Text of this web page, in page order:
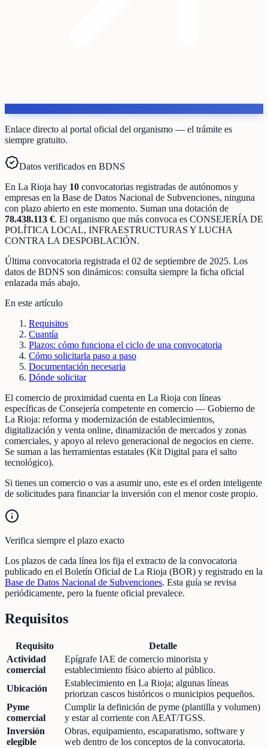
Enlace directo al portal oficial del organismo — el trámite es
siempre gratuito.
Datos verificados en BDNS
En La Rioja hay 10 convocatorias registradas de autónomos y
empresas en la Base de Datos Nacional de Subvenciones, ninguna
con plazo abierto en este momento. Suman una dotación de
78.438.113 €. El organismo que más convoca es CONSEJERÍA DE
POLÍTICA LOCAL, INFRAESTRUCTURAS Y LUCHA
CONTRA LA DESPOBLACIÓN.
Última convocatoria registrada el 02 de septiembre de 2025. Los
datos de BDNS son dinámicos: consulta siempre la ficha oficial
enlazada más abajo.
En este artículo
Requisitos
Cuantía
Plazos: cómo funciona el ciclo de una convocatoria
Cómo solicitarla paso a paso
Documentación necesaria
Dónde solicitar
El comercio de proximidad cuenta en La Rioja con líneas
específicas de Consejería competente en comercio — Gobierno de
La Rioja: reforma y modernización de establecimientos,
digitalización y venta online, dinamización de mercados y zonas
comerciales, y apoyo al relevo generacional de negocios en cierre.
Se suman a las herramientas estatales (Kit Digital para el salto
tecnológico).
Si tienes un comercio o vas a asumir uno, este es el orden inteligente
de solicitudes para financiar la inversión con el menor coste propio.
Verifica siempre el plazo exacto
Los plazos de cada línea los fija el extracto de la convocatoria
publicado en el Boletín Oficial de La Rioja (BOR) y registrado en la
Base de Datos Nacional de Subvenciones. Esta guía se revisa
periódicamente, pero la fuente oficial prevalece.
Requisitos
Requisito
Detalle
Actividad
comercial
Epígrafe IAE de comercio minorista y
establecimiento físico abierto al público.
Ubicación
Establecimiento en La Rioja; algunas líneas
priorizan cascos históricos o municipios pequeños.
Pyme
comercial
Cumplir la definición de pyme (plantilla y volumen)
y estar al corriente con AEAT/TGSS.
Inversión
elegible
Obras, equipamiento, escaparatismo, software y
web dentro de los conceptos de la convocatoria.